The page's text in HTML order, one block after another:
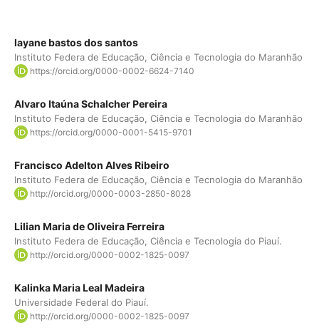
layane bastos dos santos
Instituto Federa de Educação, Ciência e Tecnologia do Maranhão
https://orcid.org/0000-0002-6624-7140
Alvaro Itaúna Schalcher Pereira
Instituto Federa de Educação, Ciência e Tecnologia do Maranhão
https://orcid.org/0000-0001-5415-9701
Francisco Adelton Alves Ribeiro
Instituto Federa de Educação, Ciência e Tecnologia do Maranhão
http://orcid.org/0000-0003-2850-8028
Lilian Maria de Oliveira Ferreira
Instituto Federa de Educação, Ciência e Tecnologia do Piauí.
http://orcid.org/0000-0002-1825-0097
Kalinka Maria Leal Madeira
Universidade Federal do Piauí.
http://orcid.org/0000-0002-1825-0097